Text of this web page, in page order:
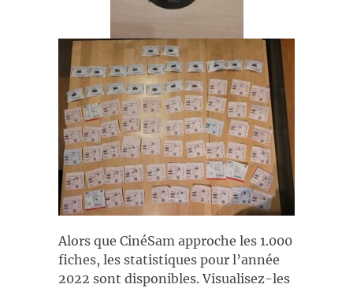
Alors que CinéSam approche les 1.000
fiches, les statistiques pour l’année
2022 sont disponibles. Visualisez-les